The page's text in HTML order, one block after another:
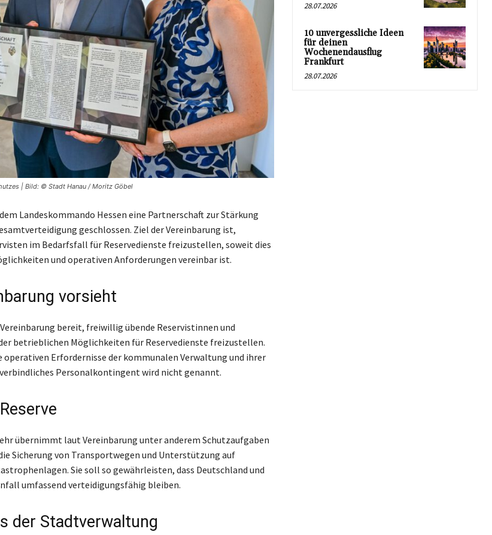
| Bild: © Stadt Hanau / Moritz Göbel
Landeskommando Hessen eine Partnerschaft zur Stärkung
geschlossen. Ziel der Vereinbarung ist,
im Bedarfsfall für Reservedienste freizustellen, soweit dies
und operativen Anforderungen vereinbar ist.
vorsieht
bereit, freiwillig übende Reservistinnen und
betrieblichen Möglichkeiten für Reservedienste freizustellen.
operativen Erfordernisse der kommunalen Verwaltung und ihrer
Personalkontingent wird nicht genannt.
übernimmt laut Vereinbarung unter anderem Schutzaufgaben
Sicherung von Transportwegen und Unterstützung auf
Sie soll so gewährleisten, dass Deutschland und
umfassend verteidigungsfähig bleiben.
der Stadtverwaltung
28.07.2026
10 unvergessliche Ideen
für deinen
Wochenendausflug
Frankfurt
28.07.2026